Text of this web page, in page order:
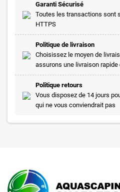
Garanti Sécurisé
Toutes les transactions sont
HTTPS
Politique de livraison
Choisissez le moyen de
assurons une livraison rapide
Politique retours
Vous disposez de 14 jours
qui ne vous conviendrait pas